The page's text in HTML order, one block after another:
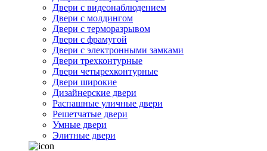
Двери с видеонаблюдением
Двери с молдингом
Двери с терморазрывом
Двери с фрамугой
Двери с электронными замками
Двери трехконтурные
Двери четырехконтурные
Двери широкие
Дизайнерские двери
Распашные уличные двери
Решетчатые двери
Умные двери
Элитные двери